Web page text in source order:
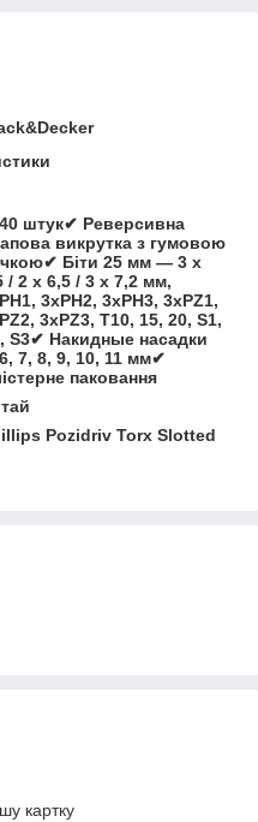
штук✔ Реверсивна
викрутка з гумовою
Біти 25 мм — 3 x
/ 2 x 6,5 / 3 x 7,2 мм,
3xPH2, 3xPH3, 3xPZ1,
3xPZ3, T10, 15, 20, S1,
S3✔ Накидные насадки
7, 8, 9, 10, 11 мм✔
паковання
Pozidriv Torx Slotted
картку